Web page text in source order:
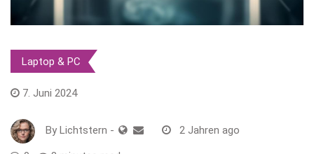
Laptop & PC
7. Juni 2024
By Lichtstern - 2 Jahren ago